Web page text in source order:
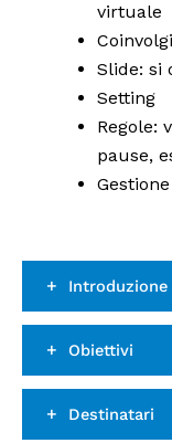
Introduzione
Obiettivi
Destinatari
virtuale
Slide: si
Setting
Regole:
pause,